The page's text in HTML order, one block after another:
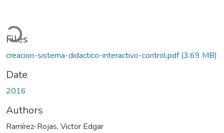
Files
creacion-sistema-didactico-interactivo-control.pdf(3.69 MB)
Date
2016
Authors
Ramírez-Rojas, Victor Edgar